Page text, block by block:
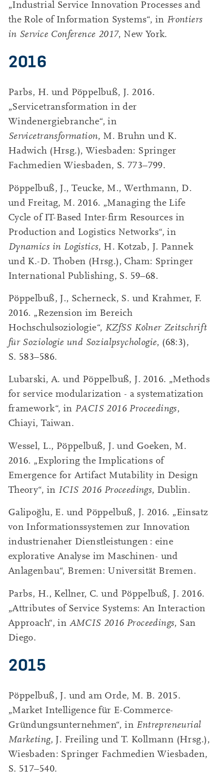
„Industrial Service Innovation Processes and
the Role of Information Systems“, in Frontiers
in Service Conference 2017, New York.
2016
Parbs, H. und Pöppelbuß, J. 2016.
„Servicetransformation in der
Windenergiebranche“, in
Servicetransformation, M. Bruhn und K.
Hadwich (Hrsg.), Wiesbaden: Springer
Fachmedien Wiesbaden, S. 773–799.
Pöppelbuß, J., Teucke, M., Werthmann, D.
und Freitag, M. 2016. „Managing the Life
Cycle of IT-Based Inter-firm Resources in
Production and Logistics Networks“, in
Dynamics in Logistics, H. Kotzab, J. Pannek
und K.-D. Thoben (Hrsg.), Cham: Springer
International Publishing, S. 59–68.
Pöppelbuß, J., Scherneck, S. und Krahmer, F.
2016. „Rezension im Bereich
Hochschulsoziologie“, KZfSS Kölner Zeitschrift
für Soziologie und Sozialpsychologie, (68:3),
S. 583–586.
Lubarski, A. und Pöppelbuß, J. 2016. „Methods
for service modularization - a systematization
framework“, in PACIS 2016 Proceedings,
Chiayi, Taiwan.
Wessel, L., Pöppelbuß, J. und Goeken, M.
2016. „Exploring the Implications of
Emergence for Artifact Mutability in Design
Theory“, in ICIS 2016 Proceedings, Dublin.
Galipoğlu, E. und Pöppelbuß, J. 2016. „Einsatz
von Informationssystemen zur Innovation
industrienaher Dienstleistungen : eine
explorative Analyse im Maschinen- und
Anlagenbau“, Bremen: Universität Bremen.
Parbs, H., Kellner, C. und Pöppelbuß, J. 2016.
„Attributes of Service Systems: An Interaction
Approach“, in AMCIS 2016 Proceedings, San
Diego.
2015
Pöppelbuß, J. und am Orde, M. B. 2015.
„Market Intelligence für E-Commerce-
Gründungsunternehmen“, in Entrepreneurial
Marketing, J. Freiling und T. Kollmann (Hrsg.),
Wiesbaden: Springer Fachmedien Wiesbaden,
S. 517–540.